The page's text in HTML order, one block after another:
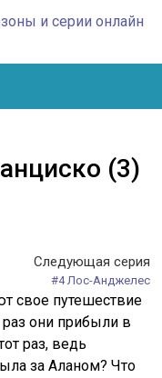
(3)
Следующая серия
#4 Лос-Анджелес
свое путешествие
они прибыли в
раз, ведь
за Аланом? Что